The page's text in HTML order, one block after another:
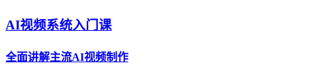
AI视频系统入门课
全面讲解主流AI视频制作